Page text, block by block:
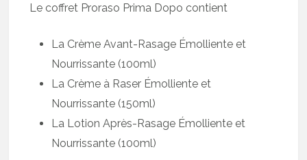
Le coffret Proraso Prima Dopo contient
La Crème Avant-Rasage Émolliente et
Nourrissante (100ml)
La Crème à Raser Émolliente et
Nourrissante (150ml)
La Lotion Après-Rasage Émolliente et
Nourrissante (100ml)